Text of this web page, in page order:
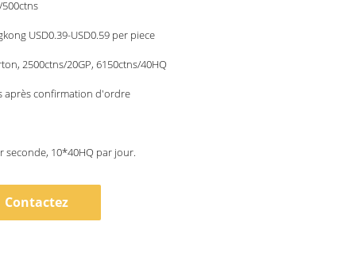
USD0.39-USD0.59 per piece
2500ctns/20GP, 6150ctns/40HQ
après confirmation d'ordre
seconde, 10*40HQ par jour.
Contactez